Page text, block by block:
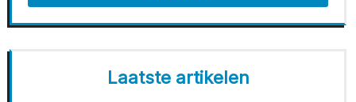
Laatste artikelen